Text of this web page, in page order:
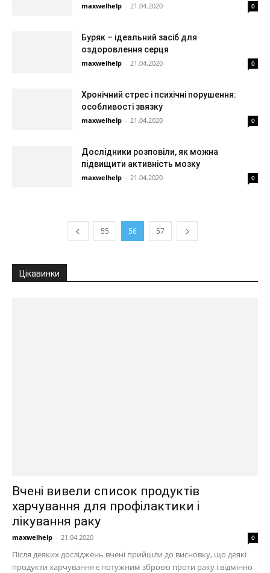
maxwelhelp - 21.04.2020 0
Буряк – ідеальний засіб для
оздоровлення серця
maxwelhelp - 21.04.2020 0
Хронічний стрес і психічні порушення:
особливості звязку
maxwelhelp - 21.04.2020 0
Дослідники розповіли, як можна
підвищити активність мозку
maxwelhelp - 21.04.2020 0
55 56 57
Цікавинки
Вчені вивели список продуктів
харчування для профілактики і
лікування раку
maxwelhelp - 21.04.2020 0
Після деяких досліджень вчені прийшли до висновку, що деякі
продукти харчування є потужним зброєю проти раку і відмінно